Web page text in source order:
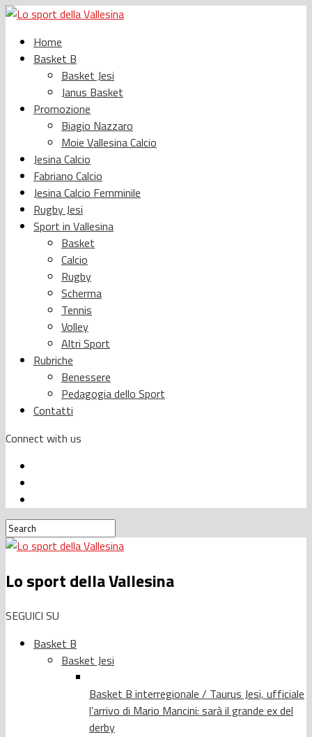
Home
Basket B
Basket Jesi
Janus Basket
Promozione
Biagio Nazzaro
Moie Vallesina Calcio
Jesina Calcio
Fabriano Calcio
Jesina Calcio Femminile
Rugby Jesi
Sport in Vallesina
Basket
Calcio
Rugby
Scherma
Tennis
Volley
Altri Sport
Rubriche
Benessere
Pedagogia dello Sport
Contatti
Connect with us
Lo sport della Vallesina
SEGUICI SU
Basket B
Basket Jesi
Basket B interregionale / Taurus Jesi, ufficiale
l’arrivo di Mario Mancini: sarà il grande ex del
derby